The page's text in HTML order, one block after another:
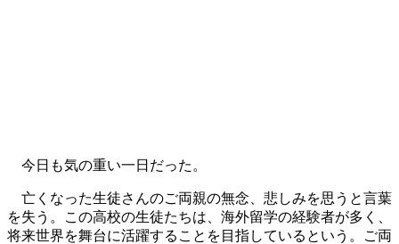
今日も気の重い一日だった。
亡くなった生徒さんのご両親の無念、悲しみを思うと言葉
を失う。この高校の生徒たちは、海外留学の経験者が多く、
将来世界を舞台に活躍することを目指しているという。ご両